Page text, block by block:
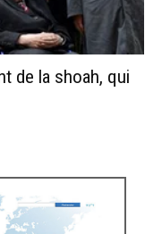
de la shoah, qui